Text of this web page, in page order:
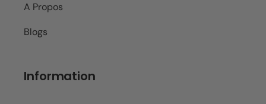
A Propos
Blogs
Information